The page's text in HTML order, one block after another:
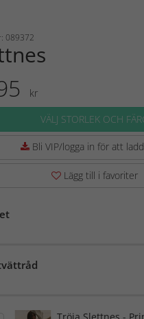
089372
kr
VÄLJ STORLEK OCH
Bli VIP/logga in för att
Lägg till i favoriter